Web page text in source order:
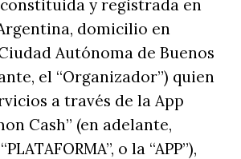
y registrada en
domicilio en
Autónoma de Buenos
el “Organizador”) quien
a través de la App
Cash” (en adelante,
o la “APP”),